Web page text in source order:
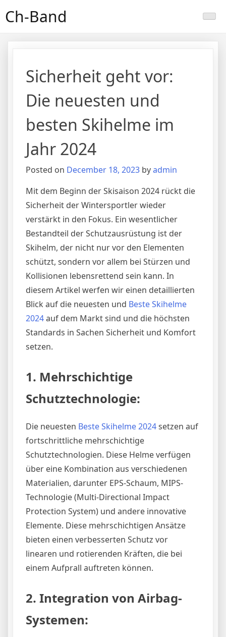
toCh-Band
Sicherheit geht vor:
Die neuesten und
besten Skihelme im
Jahr 2024
Posted on December 18, 2023 byadmin
Mit dem Beginn der Skisaison 2024 rückt die
Sicherheit der Wintersportler wieder
verstärkt in den Fokus. Ein wesentlicher
Bestandteil der Schutzausrüstung ist der
Skihelm, der nicht nur vor den Elementen
schützt, sondern vor allem bei Stürzen und
Kollisionen lebensrettend sein kann. In
diesem Artikel werfen wir einen detaillierten
Blick auf die neuesten und Beste Skihelme
2024auf dem Markt sind und die höchsten
Standards in Sachen Sicherheit und Komfort
setzen.
1. Mehrschichtige
Schutztechnologie:
Die neuesten Beste Skihelme 2024setzen auf
fortschrittliche mehrschichtige
Schutztechnologien. Diese Helme verfügen
über eine Kombination aus verschiedenen
Materialien, darunter EPS-Schaum, MIPS-
Technologie (Multi-Directional Impact
Protection System) und andere innovative
Elemente. Diese mehrschichtigen Ansätze
bieten einen verbesserten Schutz vor
linearen und rotierenden Kräften, die bei
einem Aufprall auftreten können.
2. Integration von Airbag-
Systemen: